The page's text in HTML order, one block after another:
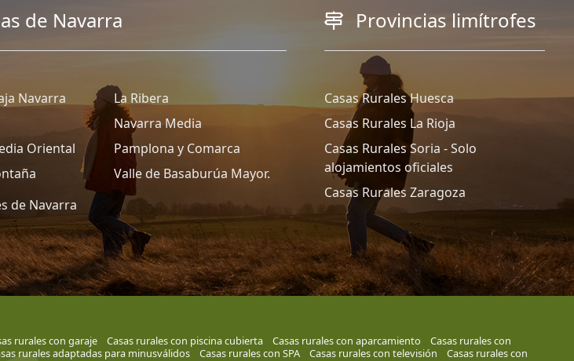
de Navarra
Navarra
La Ribera
Navarra Media
Oriental
Pamplona y Comarca
Valle de Basaburúa Mayor.
de Navarra
Provincias limítrofes
Casas Rurales Huesca
Casas Rurales La Rioja
Casas Rurales Soria - Solo
alojamientos oficiales
Casas Rurales Zaragoza
rurales con garaje Casas rurales con piscina cubierta Casas rurales con aparcamiento
Casas rurales con
rurales adaptadas para minusválidos Casas rurales con SPA Casas rurales con televisión
Casas rurales con